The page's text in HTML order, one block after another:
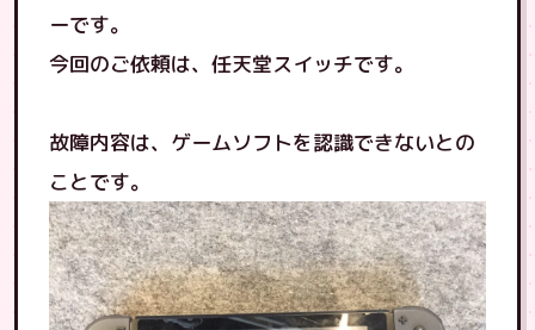
ーです。
今回のご依頼は、任天堂スイッチです。
故障内容は、ゲームソフトを認識できないとの
ことです。